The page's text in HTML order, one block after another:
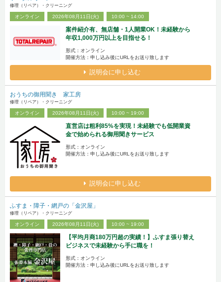
修理（リペア）・クリーニング
オンライン 2026年08月11日(火) 10:00 ~ 14:00
案件紹介有、無店舗・1人開業OK！未経験から
年収1,000万円以上を目指せる！
形式：オンライン
開催方法：申し込み後にURLをお送り致します
説明会に申し込む
おうちの御用聞き 家工房
修理（リペア）・クリーニング
オンライン 2026年08月11日(火) 10:00 ~ 19:00
直営店は粗利85%を実現！未経験でも低開業資
金で始められる御用聞きサービス
形式：オンライン
開催方法：申し込み後にURLをお送り致します
説明会に申し込む
ふすま・障子・網戸の「金沢屋」
修理（リペア）・クリーニング
オンライン 2026年08月11日(火) 10:00 ~ 19:00
【平均月商180万円超の実績！】ふすま張り替え
ビジネスで未経験から手に職を！
形式：オンライン
開催方法：申し込み後にURLをお送り致します